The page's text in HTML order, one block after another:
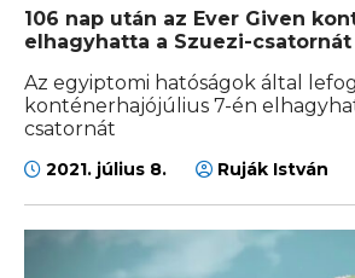
106 nap után az Ever Given
elhagyhatta a Szuezi-csatornát
Az egyiptomi hatóságok által
konténerhajójúlius 7-én
csatornát
2021. július 8. Ruják István